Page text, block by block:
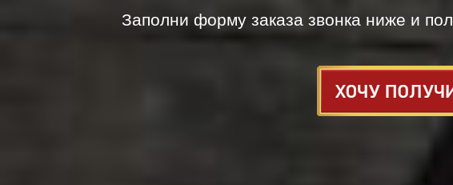
Заполни форму заказа звонка ниже и